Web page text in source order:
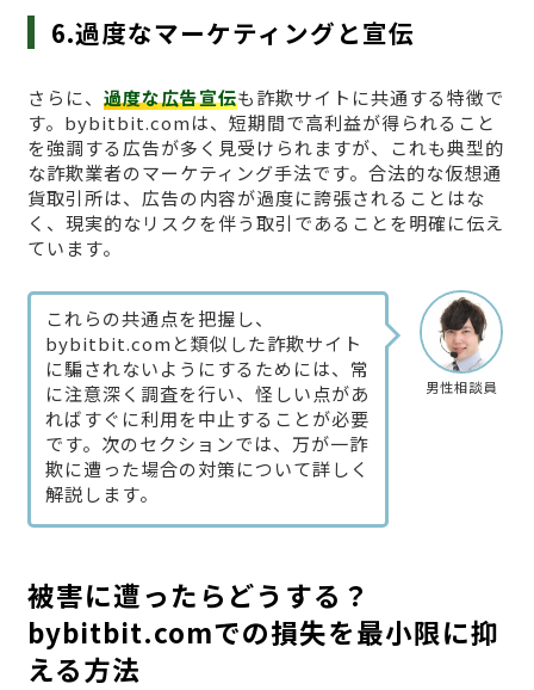
6.過度なマーケティングと宣伝
さらに、 過度な広告宣伝も詐欺サイトに共通する特徴で
す。bybitbit.comは、短期間で高利益が得られること
を強調する広告が多く見受けられますが、これも典型的
な詐欺業者のマーケティング手法です。合法的な仮想通
貨取引所は、広告の内容が過度に誇張されることはな
く、現実的なリスクを伴う取引であることを明確に伝え
ています。
男性相談員
これらの共通点を把握し、
bybitbit.comと類似した詐欺サイト
に騙されないようにするためには、常
に注意深く調査を行い、怪しい点があ
ればすぐに利用を中止することが必要
です。次のセクションでは、万が一詐
欺に遭った場合の対策について詳しく
解説します。
被害に遭ったらどうする？
bybitbit.comでの損失を最小限に抑
える方法